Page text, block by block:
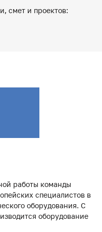
смет и проектов:
работы команды
специалистов в
оборудования. С
оборудование